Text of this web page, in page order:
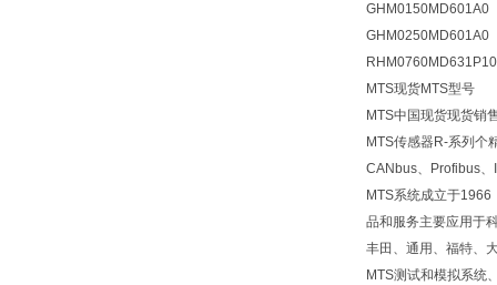
GHM0150MD601A0
GHM0250MD601A0
MTS现货MTS型号
MTS中国现货现货销
MTS传感器R-系列个
CANbus、Profibus、
MTS系统成立于
品和服务主要应用于
丰田、通用、福特、
MTS测试和模拟系统